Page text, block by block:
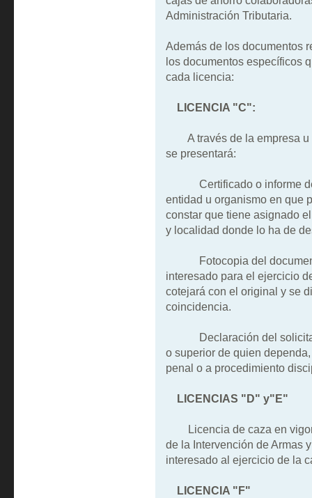
Administración Tributaria.
Además de los documentos
los documentos específicos
cada licencia:
LICENCIA "C":
A través de la empresa u
se presentará:
Certificado o informe de
entidad u organismo en que
constar que tiene asignado
y localidad donde lo ha de
Fotocopia del
interesado para el ejercicio
cotejará con el original y se
coincidencia.
Declaración del
o superior de quien
penal o a procedimiento
LICENCIAS "D" y"E"
Licencia de caza en vigor
de la Intervención de Armas
interesado al ejercicio de la
LICENCIA "F"